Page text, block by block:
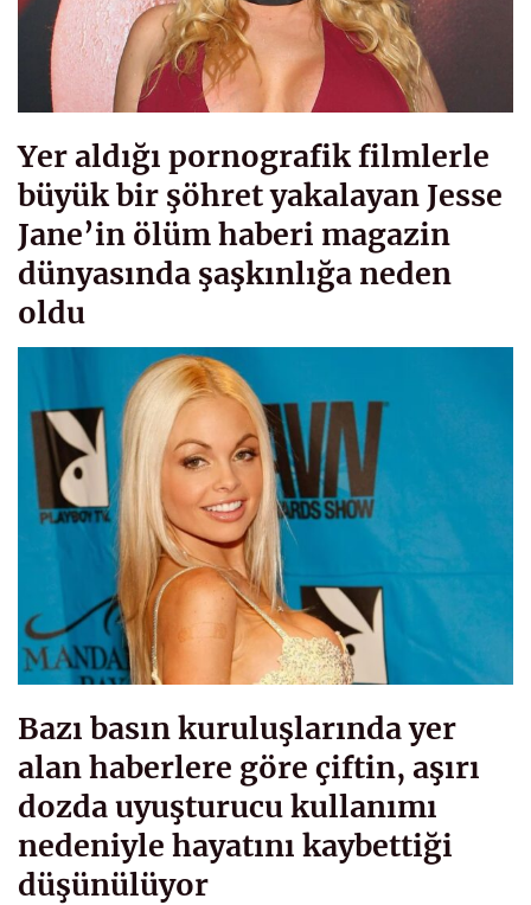
Yer aldığı pornografik filmlerle
büyük bir şöhret yakalayan Jesse
Jane’in ölüm haberi magazin
dünyasında şaşkınlığa neden
oldu
Bazı basın kuruluşlarında yer
alan haberlere göre çiftin, aşırı
dozda uyuşturucu kullanımı
nedeniyle hayatını kaybettiği
düşünülüyor